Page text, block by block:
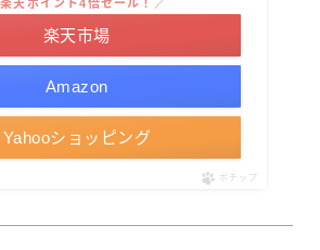
Amazon
天ポイント4倍セール！／
楽天市場
Yahooショッピング
ポチップ